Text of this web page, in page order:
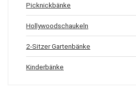
Picknickbänke
Hollywoodschaukeln
2-Sitzer Gartenbänke
Kinderbänke